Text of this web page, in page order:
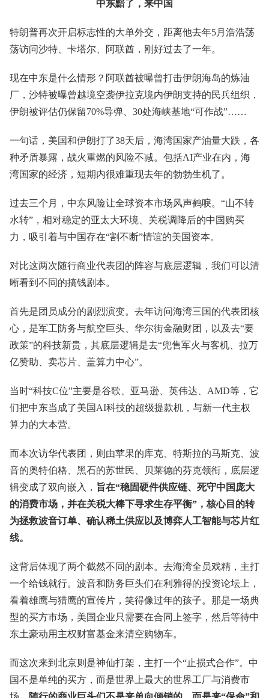
中东黯了，来中国
特朗普再次开启标志性的大单外交，距离他去年5月浩浩荡
荡访问沙特、卡塔尔、阿联酋，刚好过去了一年。
现在中东是什么情形？阿联酋被曝曾打击伊朗海岛的炼油
厂，沙特被曝曾越境空袭伊拉克境内伊朗支持的民兵组织，
伊朗被评估仍保留70%导弹、30处海峡基地“可作战”……
一句话，美国和伊朗打了38天后，海湾国家产油量大跌，各
种矛盾暴露，战火重燃的风险不减。包括AI产业在内，海
湾国家的经济，短期内很难重现去年的勃勃生机了。
过去三个月，中东风险让全球资本市场风声鹤唳。“山不转
水转”，相对稳定的亚太大环境、关税调降后的中国购买
力，吸引着与中国存在“割不断”情谊的美国资本。
对比这两次随行商业代表团的阵容与底层逻辑，我们可以清
晰看到不同的搞钱剧本。
首先是团员成分的剧烈演变。去年访问海湾三国的代表团核
心，是军工防务与航空巨头、华尔街金融财团，以及去“要
政策”的科技新贵，其底层逻辑是去“兜售军火与客机、拉万
亿赞助、卖芯片、盖算力中心”。
当时“科技C位”主要是谷歌、亚马逊、英伟达、AMD等，它
们把中东当成了美国AI科技的超级提款机，与新一代主权
算力的大本营。
而本次访华代表团，则由苹果的库克、特斯拉的马斯克、波
音的奥特伯格、黑石的苏世民、贝莱德的芬克领衔，底层逻
辑变成了双向嵌入， 旨在“稳固硬件供应链、死守中国庞大
的消费市场，并在关税大棒下寻求生存平衡”，核心目的转
为拯救波音订单、确认稀土供应以及博弈人工智能与芯片红
线。
这背后体现了两个截然不同的剧本。去海湾全员戏精，主打
一个给钱就行。波音和防务巨头们在利雅得的投资论坛上，
看着雄鹰与猎鹰的宣传片，笑得像过年的孩子。那是一场典
型的买方市场，美国企业只需要在合同上签字，然后等待中
东土豪动用主权财富基金来清空购物车。
而这次来到北京则是神仙打架，主打一个“止损式合作”。中
国不是单纯的买方，而是世界上最大的世界工厂与消费市